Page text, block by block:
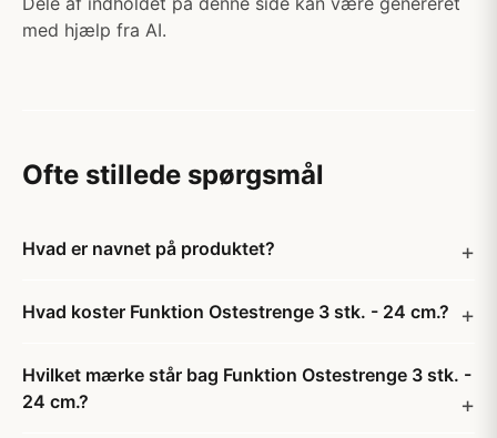
med hjælp fra AI.
Ofte stillede spørgsmål
Hvad er navnet på produktet?
Hvad koster Funktion Ostestrenge 3 stk. - 24 cm.?
Hvilket mærke står bag Funktion Ostestrenge 3 stk. -
24 cm.?